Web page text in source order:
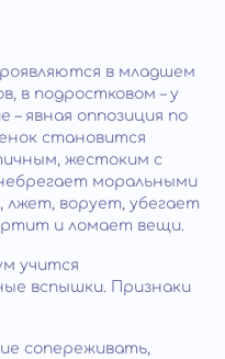
в младшем
в подростковом – у
– явная оппозиция по
становится
жестоким с
моральными
ворует, убегает
и ломает вещи.
учится
вспышки. Признаки
сопереживать,